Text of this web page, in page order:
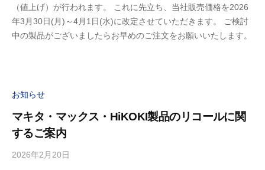
ル
デ
ィ
（値上げ）が行われます。 これに先立ち、当社販売価格を2026
年3月30日(月)～4月1日(水)に改定させていただきます。 ご検討
中の製品がございましたらお早めのご注文をお願いいたします。
お知らせ
マキタ・マックス・HiKOKI製品のリコールに関
するご案内
2026年2月20日